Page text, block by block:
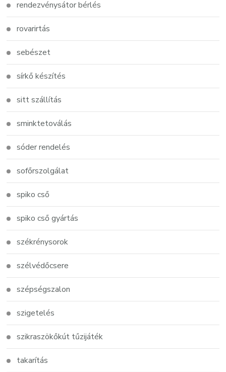
rendezvénysátor bérlés
rovarirtás
sebészet
sírkő készítés
sitt szállítás
sminktetoválás
sóder rendelés
sofőrszolgálat
spiko cső
spiko cső gyártás
székrénysorok
szélvédőcsere
szépségszalon
szigetelés
szikraszökőkút tűzijáték
takarítás